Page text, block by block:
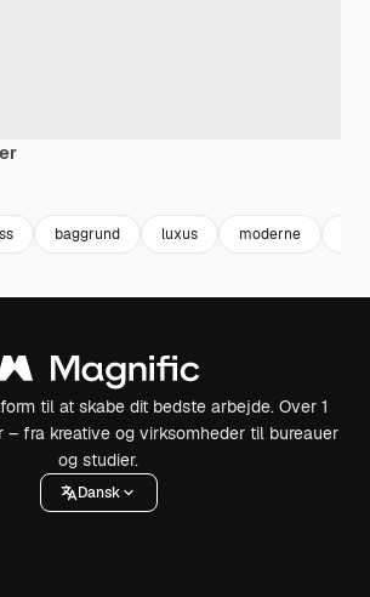
baggrund luxus moderne
til at skabe dit bedste arbejde. Over 1
– fra kreative og virksomheder til bureauer
og studier.
Dansk